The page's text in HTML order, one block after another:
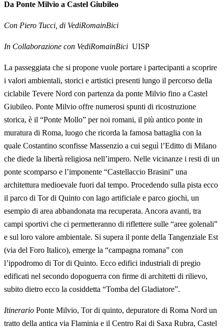
Da Ponte Milvio a Castel Giubileo
Con Piero Tucci, di VediRomainBici
In Collaborazione con VediRomainBici UISP
La passeggiata che si propone vuole portare i partecipanti a scoprire
i valori ambientali, storici e artistici presenti lungo il percorso della
ciclabile Tevere Nord con partenza da ponte Milvio fino a Castel
Giubileo. Ponte Milvio offre numerosi spunti di ricostruzione
storica, è il “Ponte Mollo” per noi romani, il più antico ponte in
muratura di Roma, luogo che ricorda la famosa battaglia con la
quale Costantino sconfisse Massenzio a cui seguì l’Editto di Milano
che diede la libertà religiosa nell’impero. Nelle vicinanze i resti di un
ponte scomparso e l’imponente “Castellaccio Brasini” una
architettura medioevale fuori dal tempo. Procedendo sulla pista ecco
il parco di Tor di Quinto con lago artificiale e parco giochi, un
esempio di area abbandonata ma recuperata. Ancora avanti, tra
campi sportivi che ci permetteranno di riflettere sulle “aree golenali”
e sul loro valore ambientale. Si supera il ponte della Tangenziale Est
(via del Foro Italico), emerge la “campagna romana” con
l’ippodromo di Tor di Quinto. Ecco edifici industriali di pregio
edificati nel secondo dopoguerra con firme di architetti di rilievo,
subito dietro ecco la cosiddetta “Tomba del Gladiatore”.
Itinerario Ponte Milvio, Tor di quinto, depuratore di Roma Nord un
tratto della antica via Flaminia e il Centro Rai di Saxa Rubra, Castel